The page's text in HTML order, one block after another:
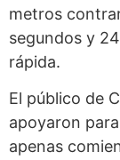
metros
segundos y
rápida.
El público de
apoyaron
apenas